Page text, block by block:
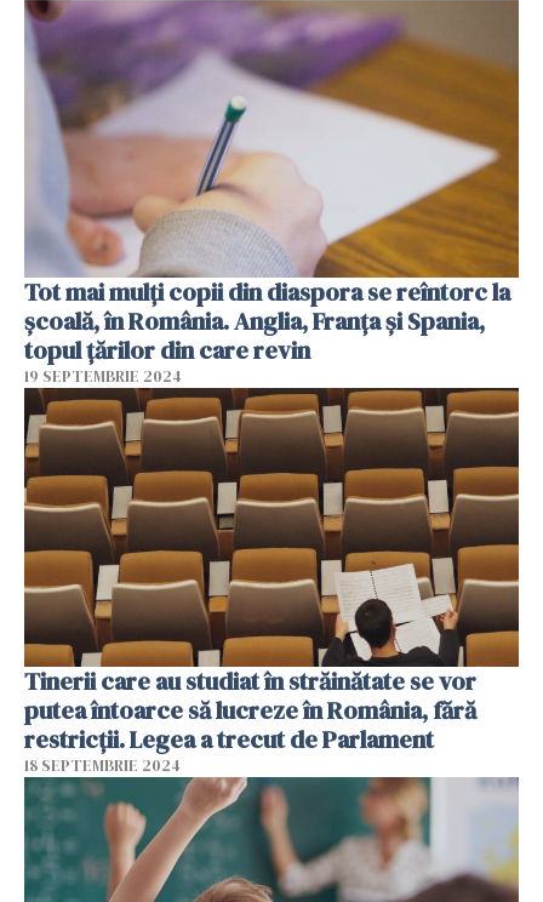
Tot mai mulți copii din diaspora se reîntorc la
școală, în România. Anglia, Franţa şi Spania,
topul țărilor din care revin
19 SEPTEMBRIE 2024
Tinerii care au studiat în străinătate se vor
putea întoarce să lucreze în România, fără
restricții. Legea a trecut de Parlament
18 SEPTEMBRIE 2024